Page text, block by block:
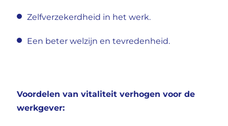
Zelfverzekerdheid in het werk.
Een beter welzijn en tevredenheid.
Voordelen van vitaliteit verhogen voor de
werkgever: